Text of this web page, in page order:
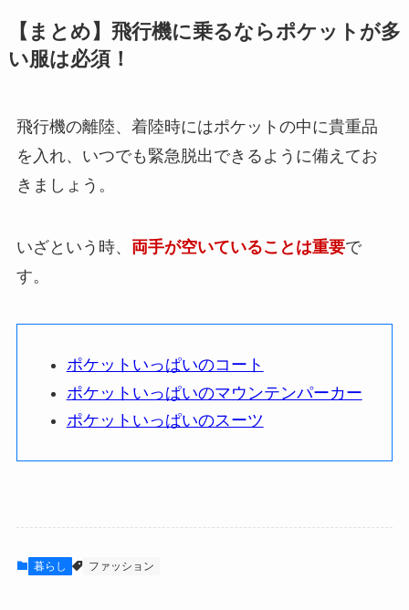
【まとめ】飛行機に乗るならポケットが多
い服は必須！
飛行機の離陸、着陸時にはポケットの中に貴重品
を入れ、いつでも緊急脱出できるように備えてお
きましょう。
いざという時、 両手が空いていることは重要で
す。
ポケットいっぱいのコート
ポケットいっぱいのマウンテンパーカー
ポケットいっぱいのスーツ
暮らし ファッション